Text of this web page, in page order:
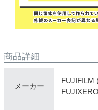
商品詳細
メーカー
FUJIFILM